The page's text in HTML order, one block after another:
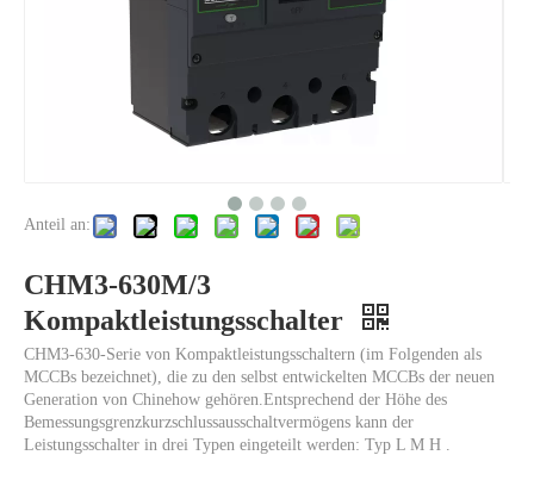
Anteil an:
CHM3-630M/3
Kompaktleistungsschalter
CHM3-630-Serie von Kompaktleistungsschaltern (im Folgenden als
MCCBs bezeichnet), die zu den selbst entwickelten MCCBs der neuen
Generation von Chinehow gehören.Entsprechend der Höhe des
Bemessungsgrenzkurzschlussausschaltvermögens kann der
Leistungsschalter in drei Typen eingeteilt werden: Typ L M H .